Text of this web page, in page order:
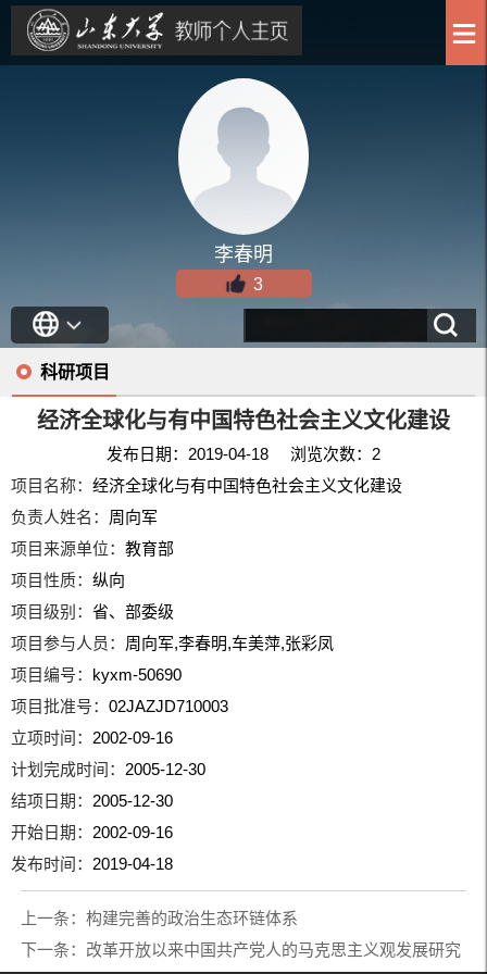
李春明
3
科研项目
经济全球化与有中国特色社会主义文化建设
发布日期：2019-04-18 浏览次数： 2
项目名称：经济全球化与有中国特色社会主义文化建设
负责人姓名： 周向军
项目来源单位：教育部
项目性质：纵向
项目级别：省、部委级
项目参与人员： 周向军,李春明,车美萍,张彩凤
项目编号： kyxm-50690
项目批准号：02JAZJD710003
立项时间： 2002-09-16
计划完成时间： 2005-12-30
结项日期： 2005-12-30
开始日期： 2002-09-16
发布时间： 2019-04-18
上一条： 构建完善的政治生态环链体系
下一条： 改革开放以来中国共产党人的马克思主义观发展研究